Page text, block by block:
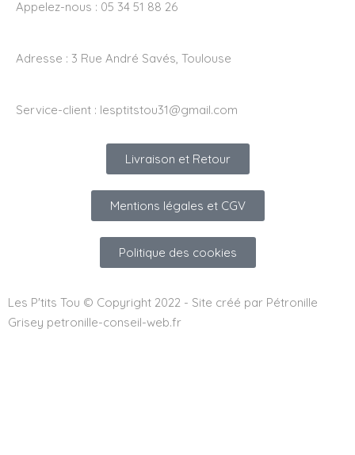
Appelez-nous : 05 34 51 88 26
Adresse : 3 Rue André Savés, Toulouse
Service-client : lesptitstou31@gmail.com
Livraison et Retour
Mentions légales et CGV
Politique des cookies
Les P'tits Tou © Copyright 2022 - Site créé par Pétronille
Grisey petronille-conseil-web.fr